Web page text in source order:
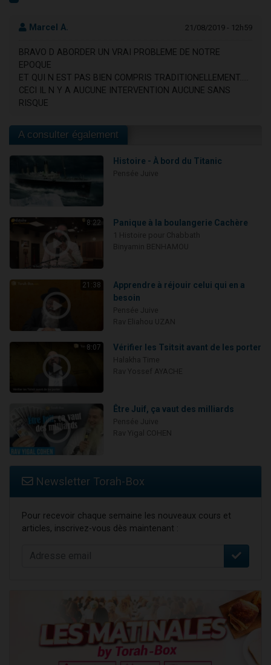
Marcel A. 21/08/2019 - 12h59
BRAVO D ABORDER UN VRAI PROBLEME DE NOTRE
EPOQUE
ET QUI N EST PAS BIEN COMPRIS TRADITIONELLEMENT.....
CECI IL N Y A AUCUNE INTERVENTION AUCUNE SANS
RISQUE
A consulter également
Histoire - À bord du Titanic
8:22 Panique à la boulangerie Cachère
21:38
Apprendre à réjouir celui qui en a
besoin
8:07 Vérifier les Tsitsit avant de les porter
Être Juif, ça vaut des milliards
Newsletter Torah-Box
Pour recevoir chaque semaine les nouveaux cours et
articles, inscrivez-vous dès maintenant :